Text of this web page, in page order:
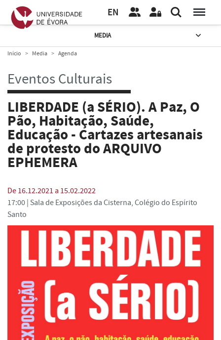
EN
MEDIA
Início Media Agenda
Eventos Culturais
LIBERDADE (a SÉRIO). A Paz, O
Pão, Habitação, Saúde,
Educação - Cartazes artesanais
de protesto do ARQUIVO
EPHEMERA
De 16.12.2021 a 15.02.2022
17:00 | Sala de Exposições da Cisterna, Colégio do Espírito
Santo